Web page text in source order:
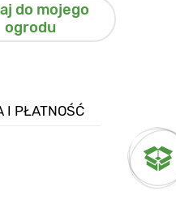
do mojego
ogrodu
I PŁATNOŚĆ